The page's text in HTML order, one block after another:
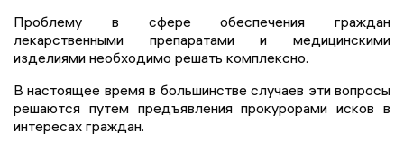
Проблему в сфере обеспечения граждан
лекарственными препаратами и медицинскими
изделиями необходимо решать комплексно.
В настоящее время в большинстве случаев эти вопросы
решаются путем предъявления прокурорами исков в
интересах граждан.